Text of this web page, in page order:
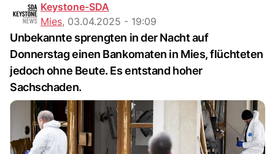
Keystone-SDA
Mies, 03.04.2025 - 19:09
Unbekannte sprengten in der Nacht auf
Donnerstag einen Bankomaten in Mies, flüchteten
jedoch ohne Beute. Es entstand hoher
Sachschaden.